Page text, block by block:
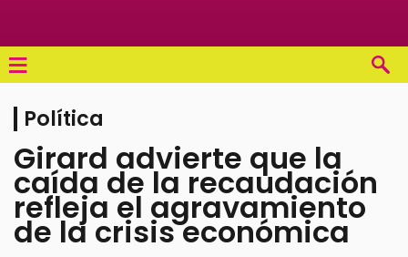
≡
Política
Girard advierte que la
caída de la recaudación
refleja el agravamiento
de la crisis económica